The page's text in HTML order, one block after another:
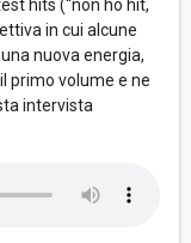
hits (“non ho hit,
in cui alcune
nuova energia,
primo volume e ne
intervista